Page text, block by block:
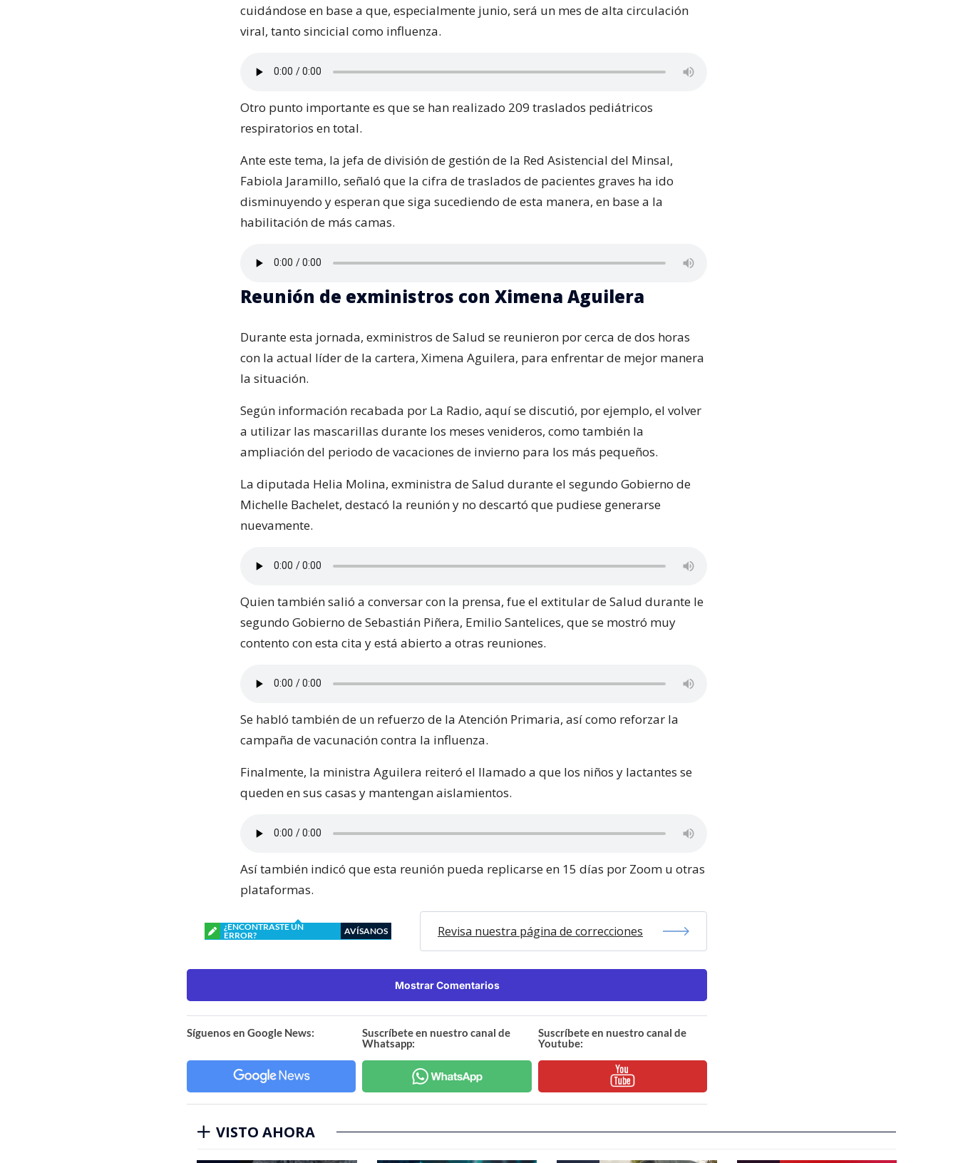
cuidándose en base a que, especialmente junio, será un mes de alta circulación
viral, tanto sincicial como influenza.
Otro punto importante es que se han realizado 209 traslados pediátricos
respiratorios en total.
Ante este tema, la jefa de división de gestión de la Red Asistencial del Minsal,
Fabiola Jaramillo, señaló que la cifra de traslados de pacientes graves ha ido
disminuyendo y esperan que siga sucediendo de esta manera, en base a la
habilitación de más camas.
Reunión de exministros con Ximena Aguilera
Durante esta jornada, exministros de Salud se reunieron por cerca de dos horas
con la actual líder de la cartera, Ximena Aguilera, para enfrentar de mejor manera
la situación.
Según información recabada por La Radio, aquí se discutió, por ejemplo, el volver
a utilizar las mascarillas durante los meses venideros, como también la
ampliación del periodo de vacaciones de invierno para los más pequeños.
La diputada Helia Molina, exministra de Salud durante el segundo Gobierno de
Michelle Bachelet, destacó la reunión y no descartó que pudiese generarse
nuevamente.
Quien también salió a conversar con la prensa, fue el extitular de Salud durante le
segundo Gobierno de Sebastián Piñera, Emilio Santelices, que se mostró muy
contento con esta cita y está abierto a otras reuniones.
Se habló también de un refuerzo de la Atención Primaria, así como reforzar la
campaña de vacunación contra la influenza.
Finalmente, la ministra Aguilera reiteró el llamado a que los niños y lactantes se
queden en sus casas y mantengan aislamientos.
Así también indicó que esta reunión pueda replicarse en 15 días por Zoom u otras
plataformas.
¿ENCONTRASTE UN
ERROR?
AVÍSANOS Revisa nuestra página de correcciones
Mostrar Comentarios
Síguenos en Google News:
Suscríbete en nuestro canal de
Whatsapp:
Suscríbete en nuestro canal de
Youtube:
VISTO AHORA